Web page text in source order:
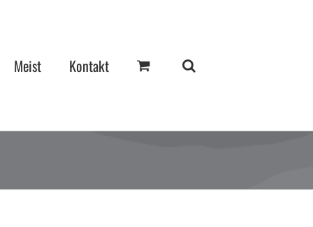
Meist Kontakt